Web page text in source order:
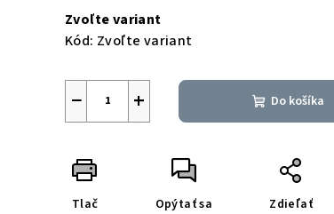
cena:
Zvoľte variant
Kód: Zvoľte variant
+
− Do košíka
Tlač Opýtať sa Zdieľať